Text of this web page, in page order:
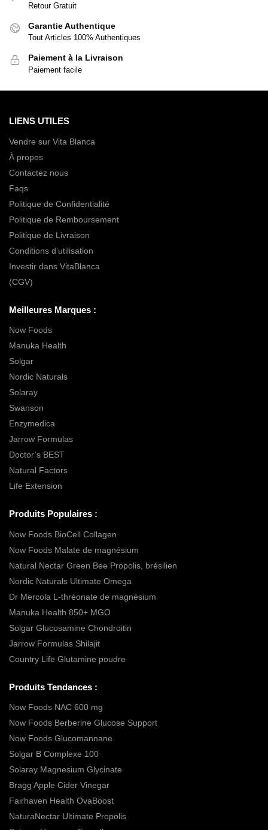
Retour Gratuit
Garantie Authentique
Tout Articles 100% Authentiques
Paiement à la Livraison
Paiement facile
LIENS UTILES
Vendre sur Vita Blanca
À propos
Contactez nous
Faqs
Politique de Confidentialité
Politique de Remboursement
Politique de Livraison
Conditions d’utilisation
Investir dans VitaBlanca
(CGV)
Meilleures Marques :
Now Foods
Manuka Health
Solgar
Nordic Naturals
Solaray
Swanson
Enzymedica
Jarrow Formulas
Doctor’s BEST
Natural Factors
Life Extension
Produits Populaires :
Now Foods BioCell Collagen
Now Foods Malate de magnésium
Natural Nectar Green Bee Propolis, brésilien
Nordic Naturals Ultimate Omega
Dr Mercola L-thréonate de magnésium
Manuka Health 850+ MGO
Solgar Glucosamine Chondroitin
Jarrow Formulas Shilajit
Country Life Glutamine poudre
Produits Tendances :
Now Foods NAC 600 mg
Now Foods Berberine Glucose Support
Now Foods Glucomannane
Solgar B Complexe 100
Solaray Magnesium Glycinate
Bragg Apple Cider Vinegar
Fairhaven Health OvaBoost
NaturaNectar Ultimate Propolis